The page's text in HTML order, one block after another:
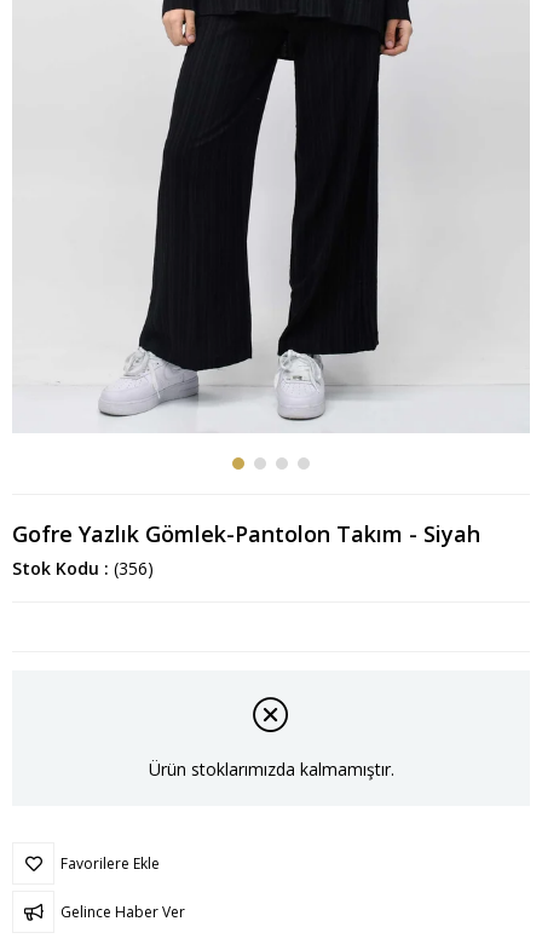
Gofre Yazlık Gömlek-Pantolon Takım - Siyah
Stok Kodu (356)
Ürün stoklarımızda kalmamıştır.
Favorilere Ekle
Gelince Haber Ver